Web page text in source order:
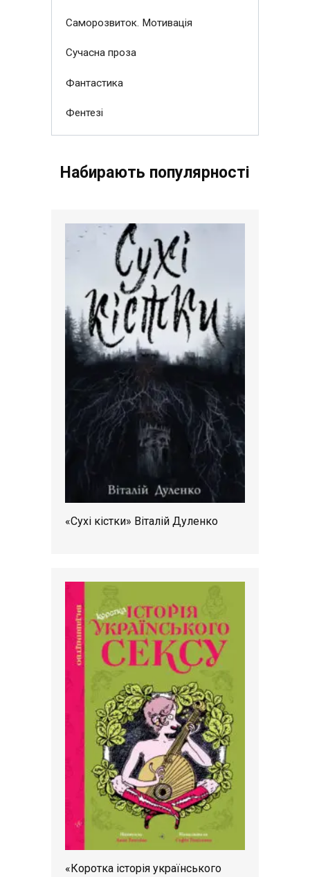
Саморозвиток. Мотивація
Сучасна проза
Фантастика
Фентезі
Набирають популярності
«Сухі кістки» Віталій Дуленко
«Коротка історія українського